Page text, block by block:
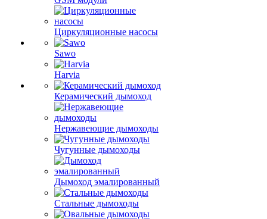
Циркуляционные насосы
Sawo
Harvia
Керамический дымоход
Нержавеющие дымоходы
Чугунные дымоходы
Дымоход эмалированный
Стальные дымоходы